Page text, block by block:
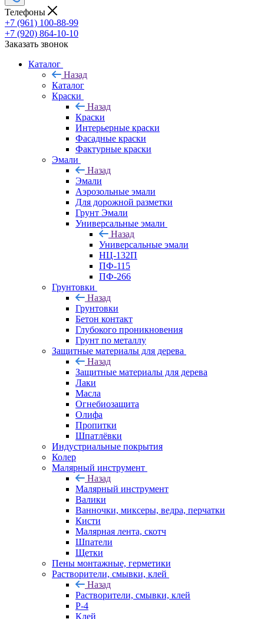
Телефоны
+7 (961) 100-88-99
+7 (920) 864-10-10
Заказать звонок
Каталог
Назад
Каталог
Краски
Назад
Краски
Интерьерные краски
Фасадные краски
Фактурные краски
Эмали
Назад
Эмали
Аэрозольные эмали
Для дорожной разметки
Грунт Эмали
Универсальные эмали
Назад
Универсальные эмали
НЦ-132П
ПФ-115
ПФ-266
Грунтовки
Назад
Грунтовки
Бетон контакт
Глубокого проникновения
Грунт по металлу
Защитные материалы для дерева
Назад
Защитные материалы для дерева
Лаки
Масла
Огнебиозащита
Олифа
Пропитки
Шпатлёвки
Индустриальные покрытия
Колер
Малярный инструмент
Назад
Малярный инструмент
Валики
Ванночки, миксеры, ведра, перчатки
Кисти
Малярная лента, скотч
Шпатели
Щетки
Пены монтажные, герметики
Растворители, смывки, клей
Назад
Растворители, смывки, клей
Р-4
Клей